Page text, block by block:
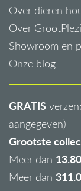
Over dieren
Over
Showroom en
Onze blog
GRATIS
aangegeven)
Grootste
Meer dan
Meer dan